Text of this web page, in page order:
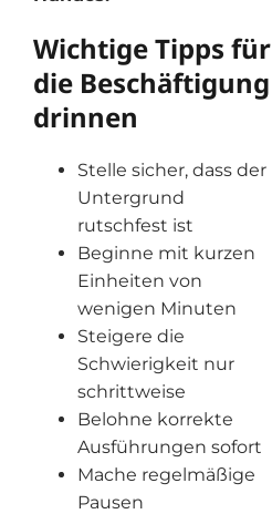
Wichtige Tipps für
die Beschäftigung
drinnen
Stelle sicher, dass der
Untergrund
rutschfest ist
Beginne mit kurzen
Einheiten von
wenigen Minuten
Steigere die
Schwierigkeit nur
schrittweise
Belohne korrekte
Ausführungen sofort
Mache regelmäßige
Pausen